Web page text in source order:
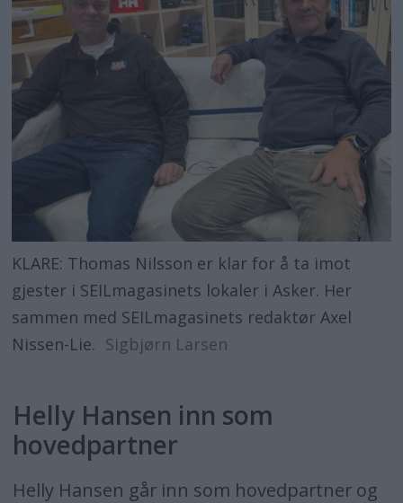
KLARE: Thomas Nilsson er klar for å ta imot
gjester i SEILmagasinets lokaler i Asker. Her
sammen med SEILmagasinets redaktør Axel
Nissen-Lie. Sigbjørn Larsen
Helly Hansen inn som
hovedpartner
Helly Hansen går inn som hovedpartner og